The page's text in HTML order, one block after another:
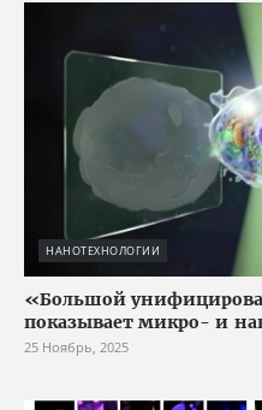
НАНОТЕХНОЛОГИИ
«Большой
показывает микро- и
25 Ноябрь, 2025